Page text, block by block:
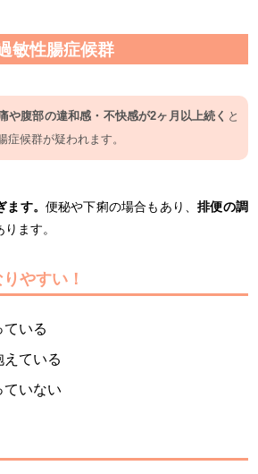
性腸症候群
や腹部の違和感・不快感が2ヶ月以上続く と
症候群が疑われます。
す。 便秘や下痢の場合もあり、排便の調
ます。
やすい！
ている
ている
ていない